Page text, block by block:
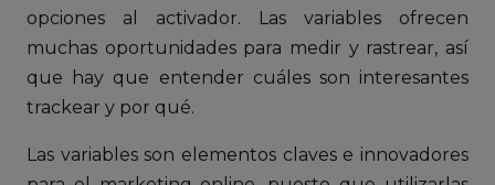
opciones al activador. Las variables ofrecen
muchas oportunidades para medir y rastrear, así
que hay que entender cuáles son interesantes
trackear y por qué.
Las variables son elementos claves e innovadores